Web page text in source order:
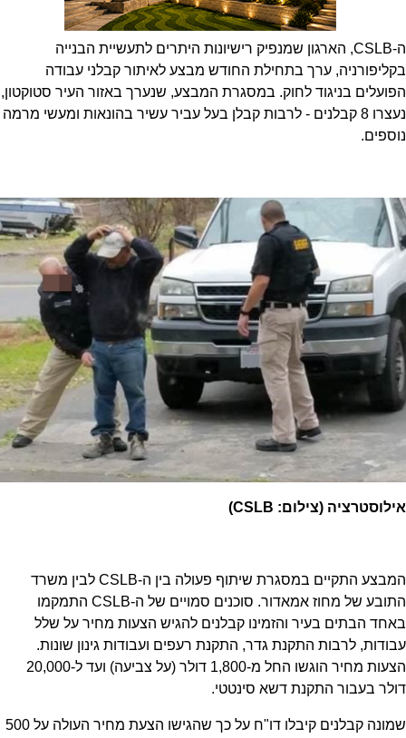
ה-CSLB, הארגון שמנפיק רישיונות היתרים לתעשיית הבנייה
בקליפורניה, ערך בתחילת החודש מבצע לאיתור קבלני עבודה
הפועלים בניגוד לחוק. במסגרת המבצע, שנערך באזור העיר סטוקטון,
נעצרו 8 קבלנים - לרבות קבלן בעל עביר עשיר בהונאות ומעשי מרמה
נוספים.
אילוסטרציה (צילום: CSLB)
המבצע התקיים במסגרת שיתוף פעולה בין ה-CSLB לבין משרד
התובע של מחוז אמאדור. סוכנים סמויים של ה-CSLB התמקמו
באחד הבתים בעיר והזמינו קבלנים להגיש הצעות מחיר על שלל
עבודות, לרבות התקנת גדר, התקנת רעפים ועבודות גינון שונות.
הצעות מחיר הוגשו החל מ-1,800 דולר (על צביעה) ועד ל-20,000
דולר בעבור התקנת דשא סינטטי.
שמונה קבלנים קיבלו דו"ח על כך שהגישו הצעת מחיר העולה על 500